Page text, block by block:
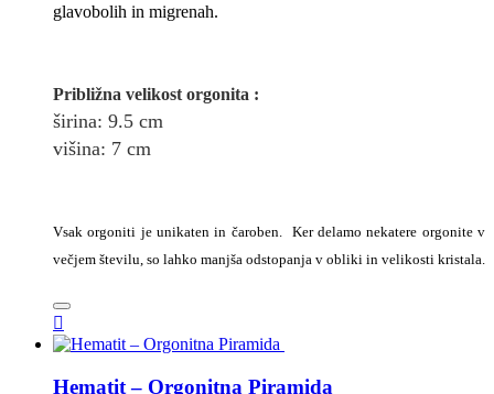
glavobolih in migrenah.
Približna velikost orgonita :
širina: 9.5 cm
višina: 7 cm
Vsak orgoniti je unikaten in čaroben. Ker delamo nekatere orgonite v
večjem številu, so lahko manjša odstopanja v obliki in velikosti kristala.

Hematit – Orgonitna Piramida